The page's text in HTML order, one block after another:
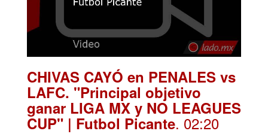
CHIVAS CAYÓ en PENALES vs
LAFC. "Principal objetivo
ganar LIGA MX y NO LEAGUES
CUP" | Futbol Picante. 02:20